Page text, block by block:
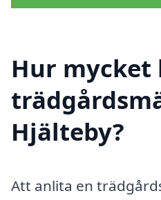
Hur mycket
Hjälteby?
Att anlita en